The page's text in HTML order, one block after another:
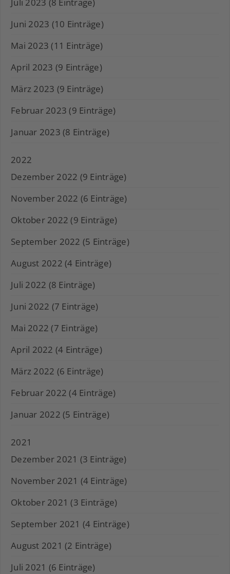
Juli 2023 (8 Einträge)
Juni 2023 (10 Einträge)
Mai 2023 (11 Einträge)
April 2023 (9 Einträge)
März 2023 (9 Einträge)
Februar 2023 (9 Einträge)
Januar 2023 (8 Einträge)
2022
Dezember 2022 (9 Einträge)
November 2022 (6 Einträge)
Oktober 2022 (9 Einträge)
September 2022 (5 Einträge)
August 2022 (4 Einträge)
Juli 2022 (8 Einträge)
Juni 2022 (7 Einträge)
Mai 2022 (7 Einträge)
April 2022 (4 Einträge)
März 2022 (6 Einträge)
Februar 2022 (4 Einträge)
Januar 2022 (5 Einträge)
2021
Dezember 2021 (3 Einträge)
November 2021 (4 Einträge)
Oktober 2021 (3 Einträge)
September 2021 (4 Einträge)
August 2021 (2 Einträge)
Juli 2021 (6 Einträge)